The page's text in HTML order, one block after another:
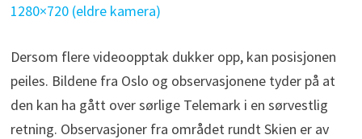
1280×720 (eldre kamera)
Dersom flere videoopptak dukker opp, kan posisjonen
peiles. Bildene fra Oslo og observasjonene tyder på at
den kan ha gått over sørlige Telemark i en sørvestlig
retning. Observasjoner fra området rundt Skien er av